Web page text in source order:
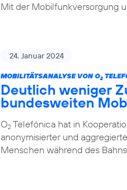
Mit der Mobilfunkversorgung
24. Januar 2024
MOBILITÄTSANALYSE VON O2
Deutlich weniger
bundesweiten
O2 Telefónica hat in
anonymisierter und
Menschen während des